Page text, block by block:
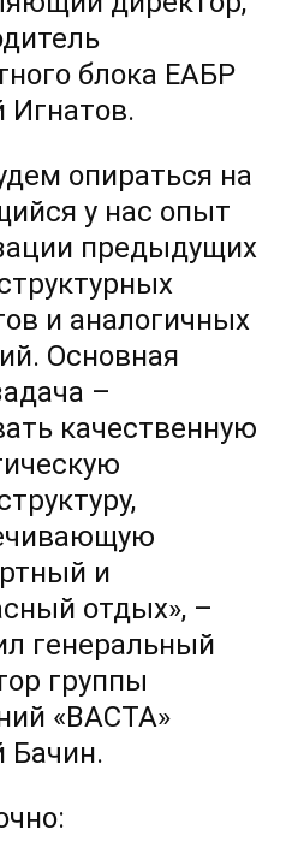
блока ЕАБР
Игнатов.
опираться на
у нас опыт
предыдущих
и аналогичных
Основная
–
качественную
и
отдых», –
генеральный
группы
«ВАСТА»
Бачин.